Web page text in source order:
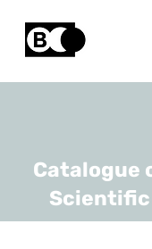
Catalogue